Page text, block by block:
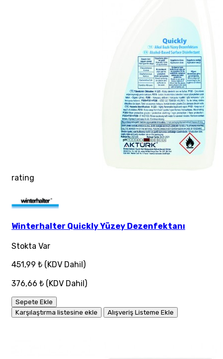
rating
Winterhalter Quickly Yüzey Dezenfektanı
Stokta Var
451,99 ₺ (KDV Dahil)
376,66 ₺ (KDV Dahil)
Sepete Ekle
Karşılaştırma listesine ekle
Alışveriş Listeme Ekle